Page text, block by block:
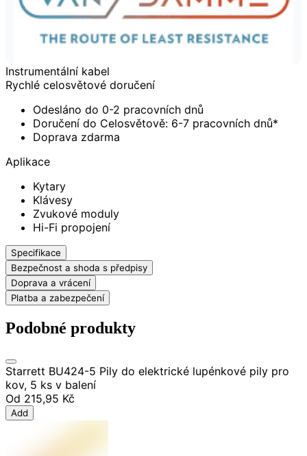
Instrumentální kabel
Rychlé celosvětové doručení
Odesláno do 0-2 pracovních dnů
Doručení do Celosvětově: 6-7 pracovních dnů*
Doprava zdarma
Aplikace
Kytary
Klávesy
Zvukové moduly
Hi-Fi propojení
Specifikace
Bezpečnost a shoda s předpisy
Doprava a vrácení
Platba a zabezpečení
Podobné produkty
Starrett BU424-5 Pily do elektrické lupénkové pily pro
kov, 5 ks v balení
Od 215,95 Kč
Add